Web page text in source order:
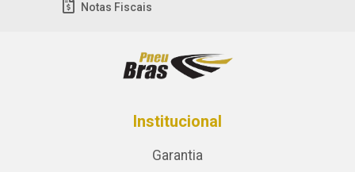
Notas Fiscais
Institucional
Garantia